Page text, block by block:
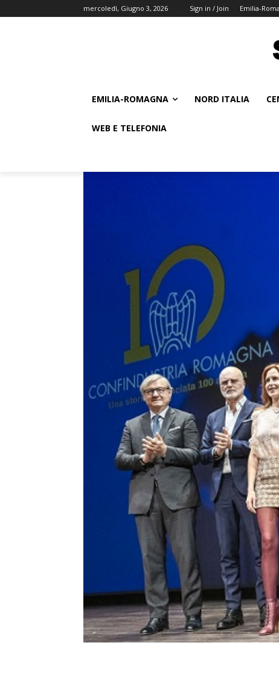
mercoledì, Giugno 3, 2026 Sign in / Join Emilia-
EMILIA-ROMAGNA NORD ITALIA
WEB E TELEFONIA